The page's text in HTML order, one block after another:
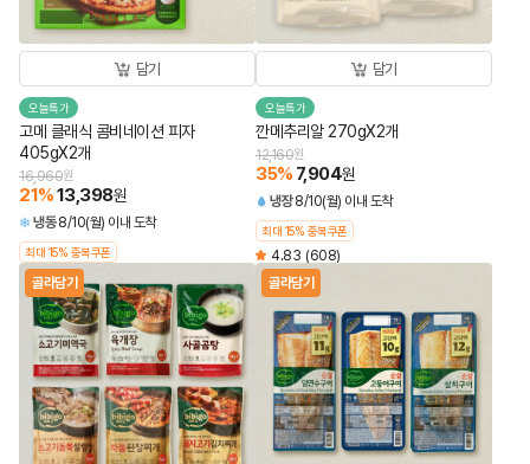
담기
오늘특가
고메 클래식 콤비네이션 피자
405gX2개
16,960원
21%13,398원
냉동 8/10(월) 이내 도착
최대 15% 중복쿠폰
담기
오늘특가
깐메추리알 270gX2개
12,160원
35% 7,904원
냉장 8/10(월) 이내 도착
최대 15% 중복쿠폰
4.83 (608)
골라담기
골라담기